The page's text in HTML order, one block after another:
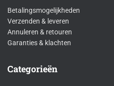
Betalingsmogelijkheden
Verzenden & leveren
Annuleren & retouren
Garanties & klachten
Categorieën